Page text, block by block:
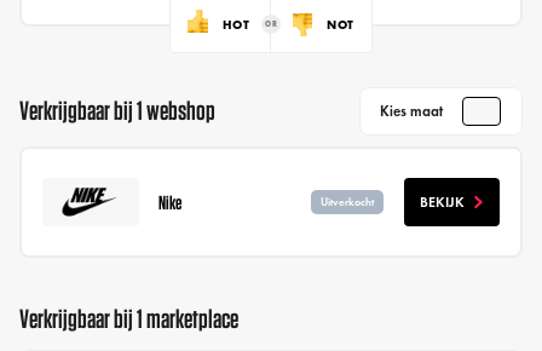
HOT NOT
Verkrijgbaar bij 1 webshop Kies maat
Nike Uitverkocht BEKIJK
Verkrijgbaar bij 1 marketplace